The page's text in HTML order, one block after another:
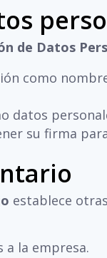
de Datos
como
datos
su firma
establece
a la empresa.